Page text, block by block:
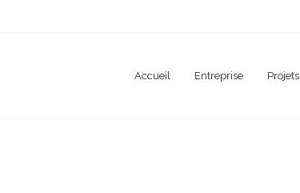
Accueil Entreprise Projets